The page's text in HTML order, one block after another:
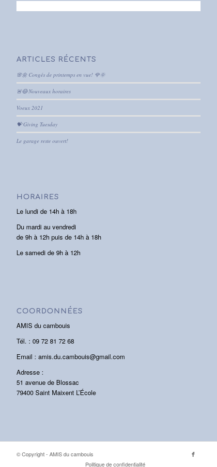
ARTICLES RÉCENTS
🌸🌼 Congés de printemps en vue! 🌹🌞
🚨😷 Nouveaux horaires
Voeux 2021
💝 Giving Tuesday
Le garage reste ouvert!
HORAIRES
Le lundi de 14h à 18h
Du mardi au vendredi
de 9h à 12h puis de 14h à 18h
Le samedi de 9h à 12h
COORDONNÉES
AMIS du cambouis
Tél. : 09 72 81 72 68
Email : amis.du.cambouis@gmail.com
Adresse :
51 avenue de Blossac
79400 Saint Maixent L’École
© Copyright - AMIS du cambouis
Politique de confidentialité